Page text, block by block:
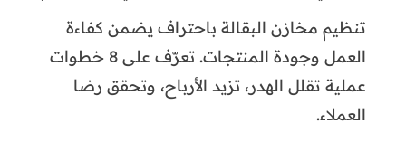
تنظيم مخازن البقالة باحتراف يضمن كفاءة
العمل وجودة المنتجات. تعرّف على 8 خطوات
عملية تقلل الهدر، تزيد الأرباح، وتحقق رضا
العملاء.